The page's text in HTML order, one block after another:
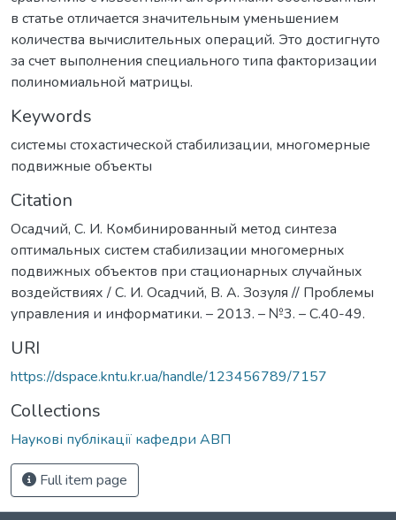
в статье отличается значительным уменьшением
количества вычислительных операций. Это достигнуто
за счет выполнения специального типа факторизации
полиномиальной матрицы.
Keywords
системы стохастической стабилизации, многомерные
подвижные объекты
Citation
Осадчий, С. И. Комбинированный метод синтеза
оптимальных систем стабилизации многомерных
подвижных объектов при стационарных случайных
воздействиях / С. И. Осадчий, В. А. Зозуля // Проблемы
управления и информатики. – 2013. – №3. – С.40-49.
URI
https://dspace.kntu.kr.ua/handle/123456789/7157
Collections
Наукові публікації кафедри АВП
Full item page